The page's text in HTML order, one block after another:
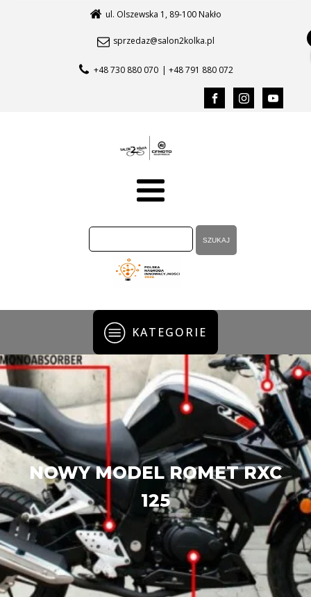
ul. Olszewska 1, 89-100 Nakło
sprzedaz@salon2kolka.pl
+48 730 880 070 | +48 791 880 072
KATEGORIE
NOWY MODEL ROMET RXC
125